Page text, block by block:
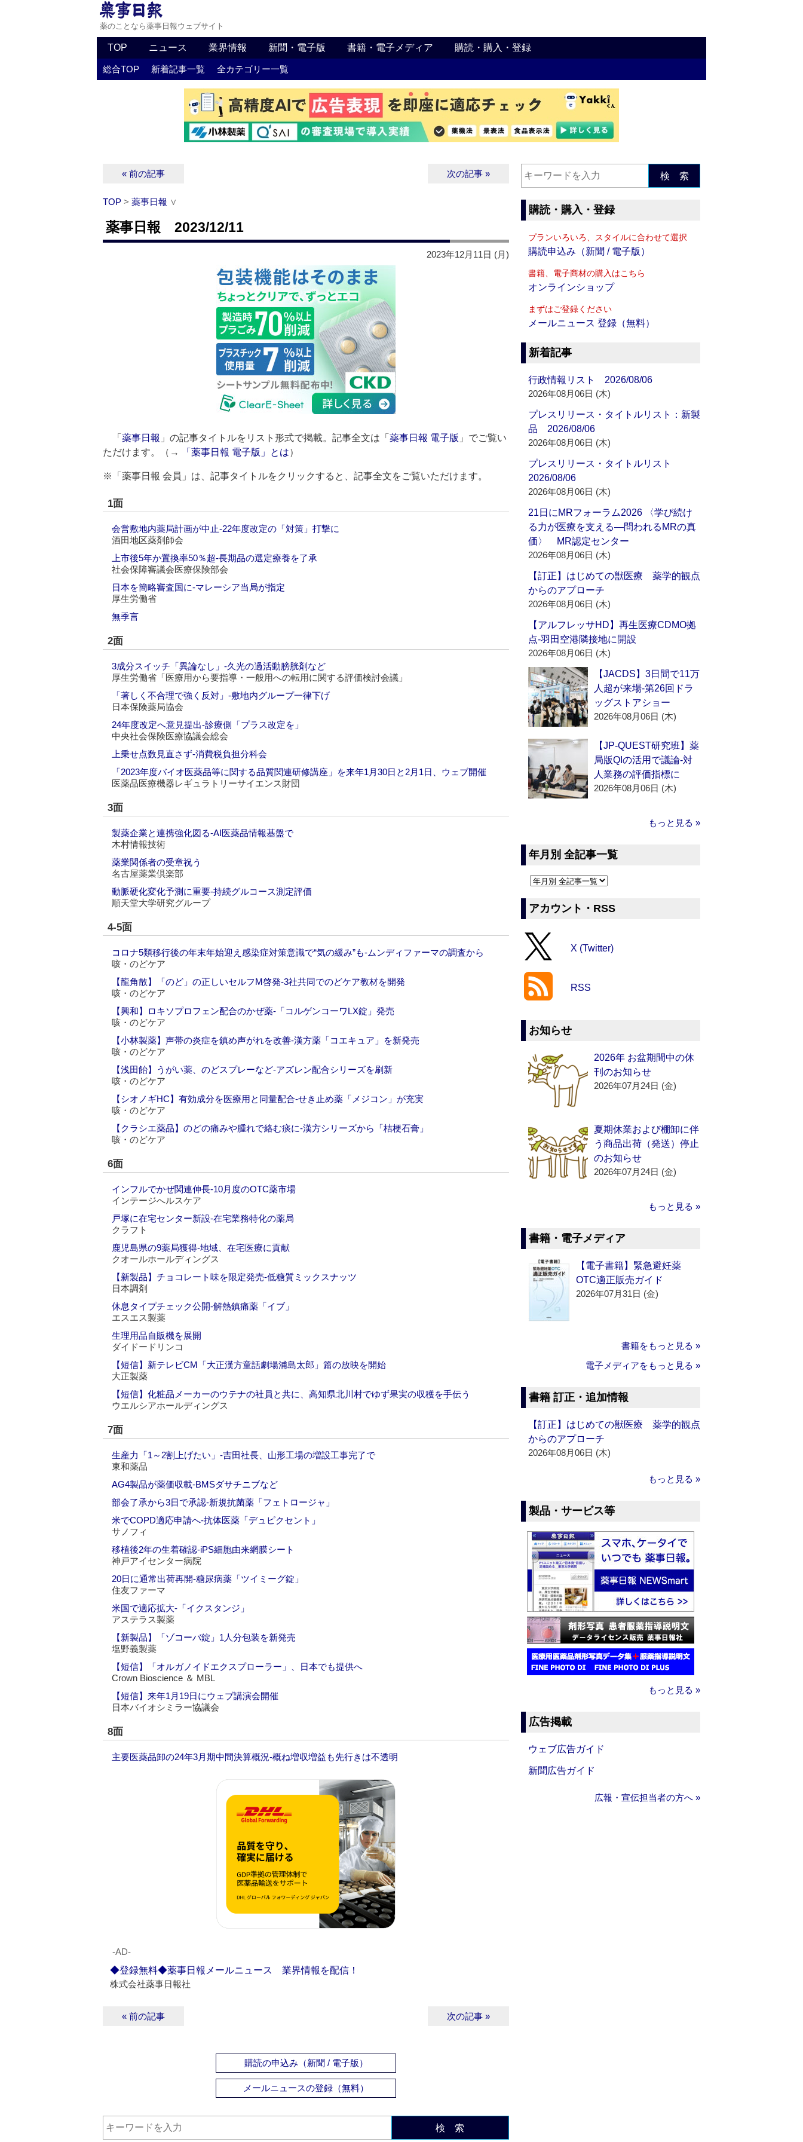
薬のことなら薬事日報ウェブサイト
TOP ニュース 業界情報 新聞・電子版 書籍・電子メディア 購読・購入・登録
総合TOP 新着記事一覧 全カテゴリー一覧
« 前の記事 次の記事 »
TOP > 薬事日報 ∨
薬事日報 2023/12/11
2023年12月11日 (月)
「 薬事日報 」の記事タイトルをリスト形式で掲載。記事全文は「 薬事日報 電子版 」でご覧い
ただけます。（→
「薬事日報 電子版」とは）
※「薬事日報 会員」は、記事タイトルをクリックすると、記事全文をご覧いただけます。
1面
会営敷地内薬局計画が中止‐22年度改定の「対策」打撃に
酒田地区薬剤師会
上市後5年か置換率50％超‐長期品の選定療養を了承
社会保障審議会医療保険部会
日本を簡略審査国に‐マレーシア当局が指定
厚生労働省
無季言
2面
3成分スイッチ「異論なし」‐久光の過活動膀胱剤など
厚生労働省「医療用から要指導・一般用への転用に関する評価検討会議」
「著しく不合理で強く反対」‐敷地内グループ一律下げ
日本保険薬局協会
24年度改定へ意見提出‐診療側「プラス改定を」
中央社会保険医療協議会総会
上乗せ点数見直さず‐消費税負担分科会
「2023年度バイオ医薬品等に関する品質関連研修講座」を来年1月30日と2月1日、ウェブ開催
医薬品医療機器レギュラトリーサイエンス財団
3面
製薬企業と連携強化図る‐AI医薬品情報基盤で
木村情報技術
薬業関係者の受章祝う
名古屋薬業倶楽部
動脈硬化変化予測に重要‐持続グルコース測定評価
順天堂大学研究グループ
4-5面
コロナ5類移行後の年末年始迎え感染症対策意識で“気の緩み”も‐ムンディファーマの調査から
咳・のどケア
【龍角散】「のど」の正しいセルフM啓発‐3社共同でのどケア教材を開発
咳・のどケア
【興和】ロキソプロフェン配合のかぜ薬‐「コルゲンコーワLX錠」発売
咳・のどケア
【小林製薬】声帯の炎症を鎮め声がれを改善‐漢方薬「コエキュア」を新発売
咳・のどケア
【浅田飴】うがい薬、のどスプレーなど‐アズレン配合シリーズを刷新
咳・のどケア
【シオノギHC】有効成分を医療用と同量配合‐せき止め薬「メジコン」が充実
咳・のどケア
【クラシエ薬品】のどの痛みや腫れで絡む痰に‐漢方シリーズから「桔梗石膏」
咳・のどケア
6面
インフルでかぜ関連伸長‐10月度のOTC薬市場
インテージへルスケア
戸塚に在宅センター新設‐在宅業務特化の薬局
クラフト
鹿児島県の9薬局獲得‐地域、在宅医療に貢献
クオールホールディングス
【新製品】チョコレート味を限定発売‐低糖質ミックスナッツ
日本調剤
休息タイプチェック公開‐解熱鎮痛薬「イブ」
エスエス製薬
生理用品自販機を展開
ダイドードリンコ
【短信】新テレビCM「大正漢方童話劇場浦島太郎」篇の放映を開始
大正製薬
【短信】化粧品メーカーのウテナの社員と共に、高知県北川村でゆず果実の収穫を手伝う
ウエルシアホールディングス
7面
生産力「1～2割上げたい」‐吉田社長、山形工場の増設工事完了で
東和薬品
AG4製品が薬価収載‐BMSダサチニブなど
部会了承から3日で承認‐新規抗菌薬「フェトロージャ」
米でCOPD適応申請へ‐抗体医薬「デュピクセント」
サノフィ
移植後2年の生着確認‐iPS細胞由来網膜シート
神戸アイセンター病院
20日に通常出荷再開‐糖尿病薬「ツイミーグ錠」
住友ファーマ
米国で適応拡大‐「イクスタンジ」
アステラス製薬
【新製品】「ゾコーバ錠」1人分包装を新発売
塩野義製薬
【短信】「オルガノイドエクスプローラー」、日本でも提供へ
Crown Bioscience ＆ MBL
【短信】来年1月19日にウェブ講演会開催
日本バイオシミラー協議会
8面
主要医薬品卸の24年3月期中間決算概況‐概ね増収増益も先行きは不透明
‐AD‐
◆登録無料◆薬事日報メールニュース 業界情報を配信！
株式会社薬事日報社
« 前の記事 次の記事 »
購読の申込み（新聞 / 電子版）
メールニュースの登録（無料）
検 索
検 索
購読・購入・登録
プランいろいろ、スタイルに合わせて選択
購読申込み（新聞 / 電子版）
書籍、電子商材の購入はこちら
オンラインショップ
まずはご登録ください
メールニュース 登録（無料）
新着記事
行政情報リスト 2026/08/06
2026年08月06日 (木)
プレスリリース・タイトルリスト：新製
品 2026/08/06
2026年08月06日 (木)
プレスリリース・タイトルリスト
2026/08/06
2026年08月06日 (木)
21日にMRフォーラム2026 〈学び続け
る力が医療を支える―問われるMRの真
価〉 MR認定センター
2026年08月06日 (木)
【訂正】はじめての獣医療 薬学的観点
からのアプローチ
2026年08月06日 (木)
【アルフレッサHD】再生医療CDMO拠
点‐羽田空港隣接地に開設
2026年08月06日 (木)
【JACDS】3日間で11万
人超が来場‐第26回ドラ
ッグストアショー
2026年08月06日 (木)
【JP-QUEST研究班】薬
局版QIの活用で議論‐対
人業務の評価指標に
2026年08月06日 (木)
もっと見る »
年月別 全記事一覧
アカウント・RSS
X (Twitter)
RSS
お知らせ
2026年 お盆期間中の休
刊のお知らせ
2026年07月24日 (金)
夏期休業および棚卸に伴
う商品出荷（発送）停止
のお知らせ
2026年07月24日 (金)
もっと見る »
書籍・電子メディア
【電子書籍】緊急避妊薬
OTC適正販売ガイド
2026年07月31日 (金)
書籍をもっと見る »
電子メディアをもっと見る »
書籍 訂正・追加情報
【訂正】はじめての獣医療 薬学的観点
からのアプローチ
2026年08月06日 (木)
もっと見る »
製品・サービス等
もっと見る »
広告掲載
ウェブ広告ガイド
新聞広告ガイド
広報・宣伝担当者の方へ »